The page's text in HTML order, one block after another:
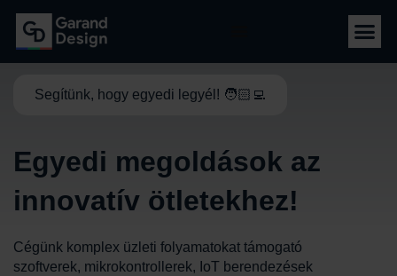
Segítünk, hogy egyedi legyél! 🧑🏻‍💻
Egyedi megoldások az
innovatív ötletekhez!
Cégünk komplex üzleti folyamatokat támogató
szoftverek, mikrokontrollerek, IoT berendezések